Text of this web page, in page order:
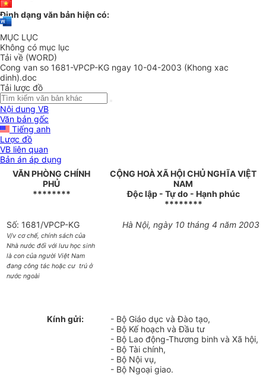
Định dạng văn bản hiện có:
MỤC LỤC
Không có mục lục
Tải về (WORD)
Cong van so 1681-VPCP-KG ngay 10-04-2003 (Khong xac
dinh).doc
Tải lược đồ
Nội dung VB
Văn bản gốc
Tiếng anh
Lược đồ
VB liên quan
Bản án áp dụng
VĂN PHÒNG CHÍNH
PHỦ
********
CỘNG HOÀ XÃ HỘI CHỦ NGHĨA VIỆT
NAM
Độc lập - Tự do - Hạnh phúc
********
Số: 1681/VPCP-KG
V/v cơ chế, chính sách của
Nhà nước đối với lưu học sinh
là con của người Việt Nam
đang công tác hoặc cư trú ở
nước ngoài
Hà Nội, ngày 10 tháng 4 năm 2003
Kính gửi:
- Bộ Giáo dục và Đào tạo,
- Bộ Kế hoạch và Đầu tư
- Bộ Lao động-Thương binh và Xã hội,
- Bộ Tài chính,
- Bộ Nội vụ,
- Bộ Ngoại giao.